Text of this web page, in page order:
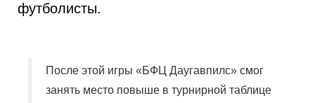
футболисты.
После этой игры «БФЦ Даугавпилс» смог
занять место повыше в турнирной таблице